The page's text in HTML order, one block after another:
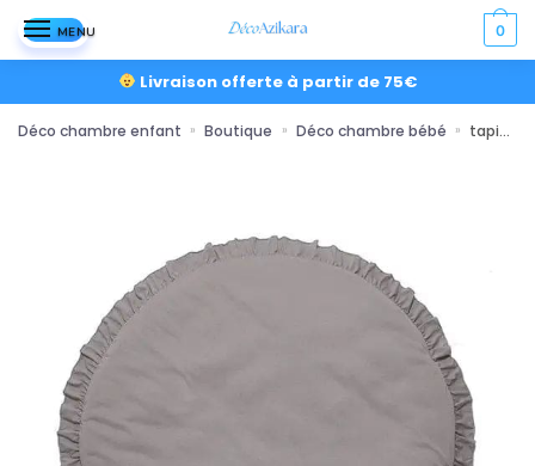
MENU 0
Livraison offerte à partir de 75€
Déco chambre enfant » Boutique » Déco chambre bébé » tapis ludique à volant